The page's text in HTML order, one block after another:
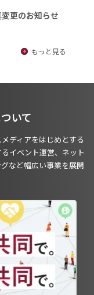
更のお知らせ
もっと見る
いて
ディアをはじめとする
イベント運営、ネット
など幅広い事業を展開